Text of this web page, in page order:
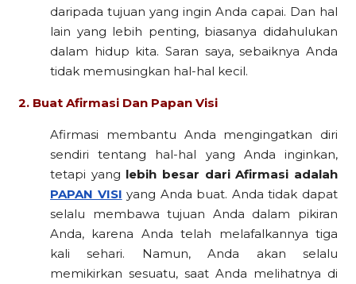
daripada tujuan yang ingin Anda capai. Dan hal
lain yang lebih penting, biasanya didahulukan
dalam hidup kita. Saran saya, sebaiknya Anda
tidak memusingkan hal-hal kecil.
2. Buat Afirmasi Dan Papan Visi
Afirmasi membantu Anda mengingatkan diri
sendiri tentang hal-hal yang Anda inginkan,
tetapi yang lebih besar dari Afirmasi adalah
PAPAN VISI yang Anda buat. Anda tidak dapat
selalu membawa tujuan Anda dalam pikiran
Anda, karena Anda telah melafalkannya tiga
kali sehari. Namun, Anda akan selalu
memikirkan sesuatu, saat Anda melihatnya di